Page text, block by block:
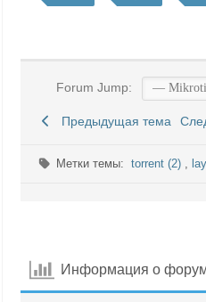
Forum Jump:
Предыдущая тема
Метки темы:torrent (2)
Информация о